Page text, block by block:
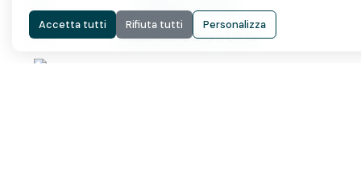
Accetta tutti Rifiuta tutti Personalizza